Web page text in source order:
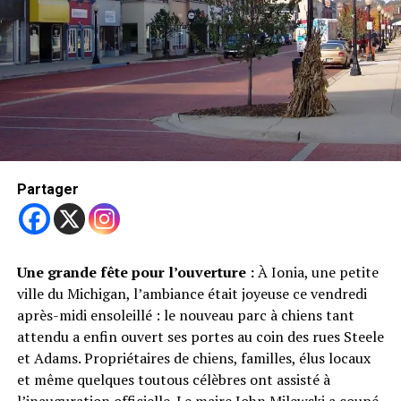
Voir également
inutilisables, bloquent les récoltes et nuisent à
l’économie du pays. En 2024, les pertes économiques
liées aux mines dépassaient les 11 milliards de dollars de
produit intérieur brut (PIB).
L’expérience bosniaque au service des autres
La Bosnie connaît bien ce fléau. Les cicatrices de la
guerre des années 1990 sont encore visibles, et environ
15 % de la population vit à proximité de terrains minés.
Là aussi, les chiens sont essentiels pour sécuriser les
Kenan Muftic, expert depuis 27 ans, résume bien
l’importance de leur travail :
« Une mine trouvée, c’est une famille sauvée. »
Ces chiens courageux, fidèles et efficaces jouent un rôle
silencieux mais crucial. Grâce à leur flair exceptionnel,
Partager
Une grande fête pour l’ouverture :À Ionia, une petite
ville du Michigan, l’ambiance était joyeuse ce vendredi
après-midi ensoleillé : le nouveau parc à chiens tant
attendu a enfin ouvert ses portes au coin des rues Steele
et Adams. Propriétaires de chiens, familles, élus locaux
et même quelques toutous célèbres ont assisté à